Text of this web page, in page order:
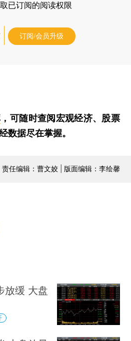
已订阅的阅读权限
订阅/会员升级
，可随时查阅宏观经济、股票
数据尽在掌握。
责任编辑：曹文姣 | 版面编辑：李绘馨
放缓 大盘